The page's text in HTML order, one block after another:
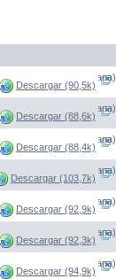
Descargar (90,5k)
(Abre una nueva ventana)
Descargar (88,6k)
(Abre una nueva ventana)
Descargar (88,4k)
(Abre una nueva ventana)
Descargar (103,7k)
(Abre una nueva ventana)
Descargar (92,9k)
(Abre una nueva ventana)
Descargar (92,3k)
(Abre una nueva ventana)
Descargar (94,9k)
(Abre una nueva ventana)